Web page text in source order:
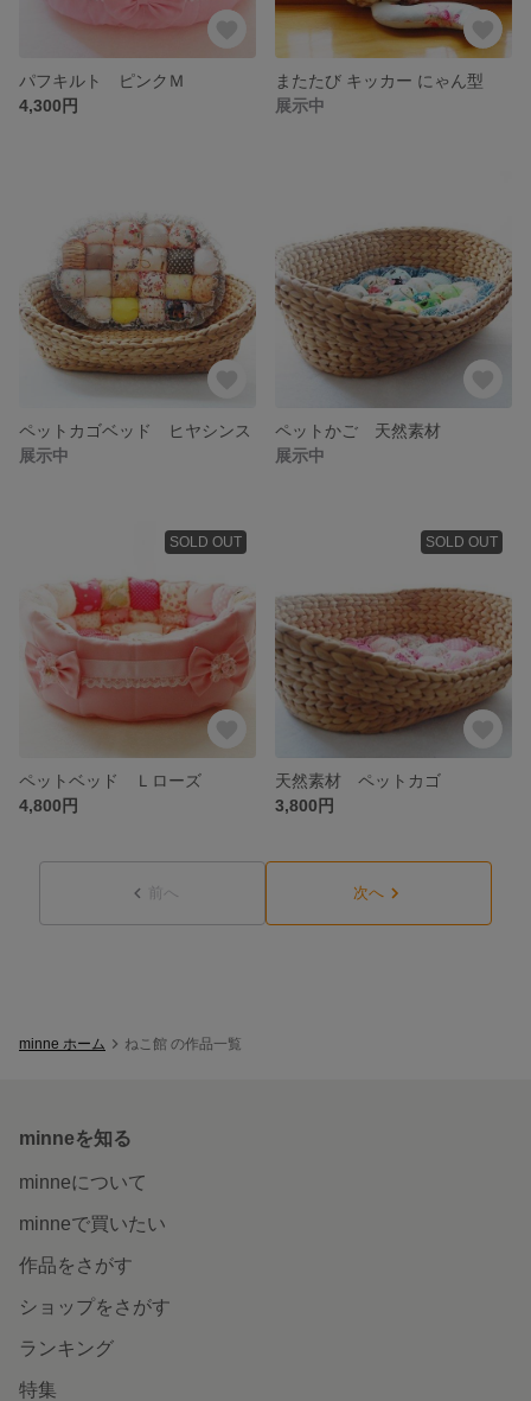
パフキルト ピンクＭ
4,300円
またたび キッカー にゃん型
展示中
ペットカゴベッド ヒヤシンス
展示中
ペットかご 天然素材
展示中
SOLD OUT
ペットベッド Ｌローズ
4,800円
SOLD OUT
天然素材 ペットカゴ
3,800円
前へ 次へ
minne ホーム ねこ館 の作品一覧
minneを知る
minneについて
minneで買いたい
作品をさがす
ショップをさがす
ランキング
特集